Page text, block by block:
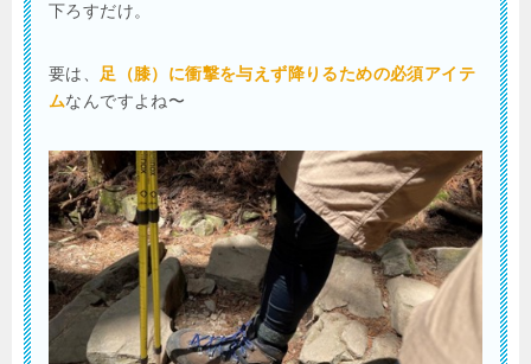
下ろすだけ。
要は、 足（膝）に衝撃を与えず降りるための必須アイテ
ムなんですよね〜